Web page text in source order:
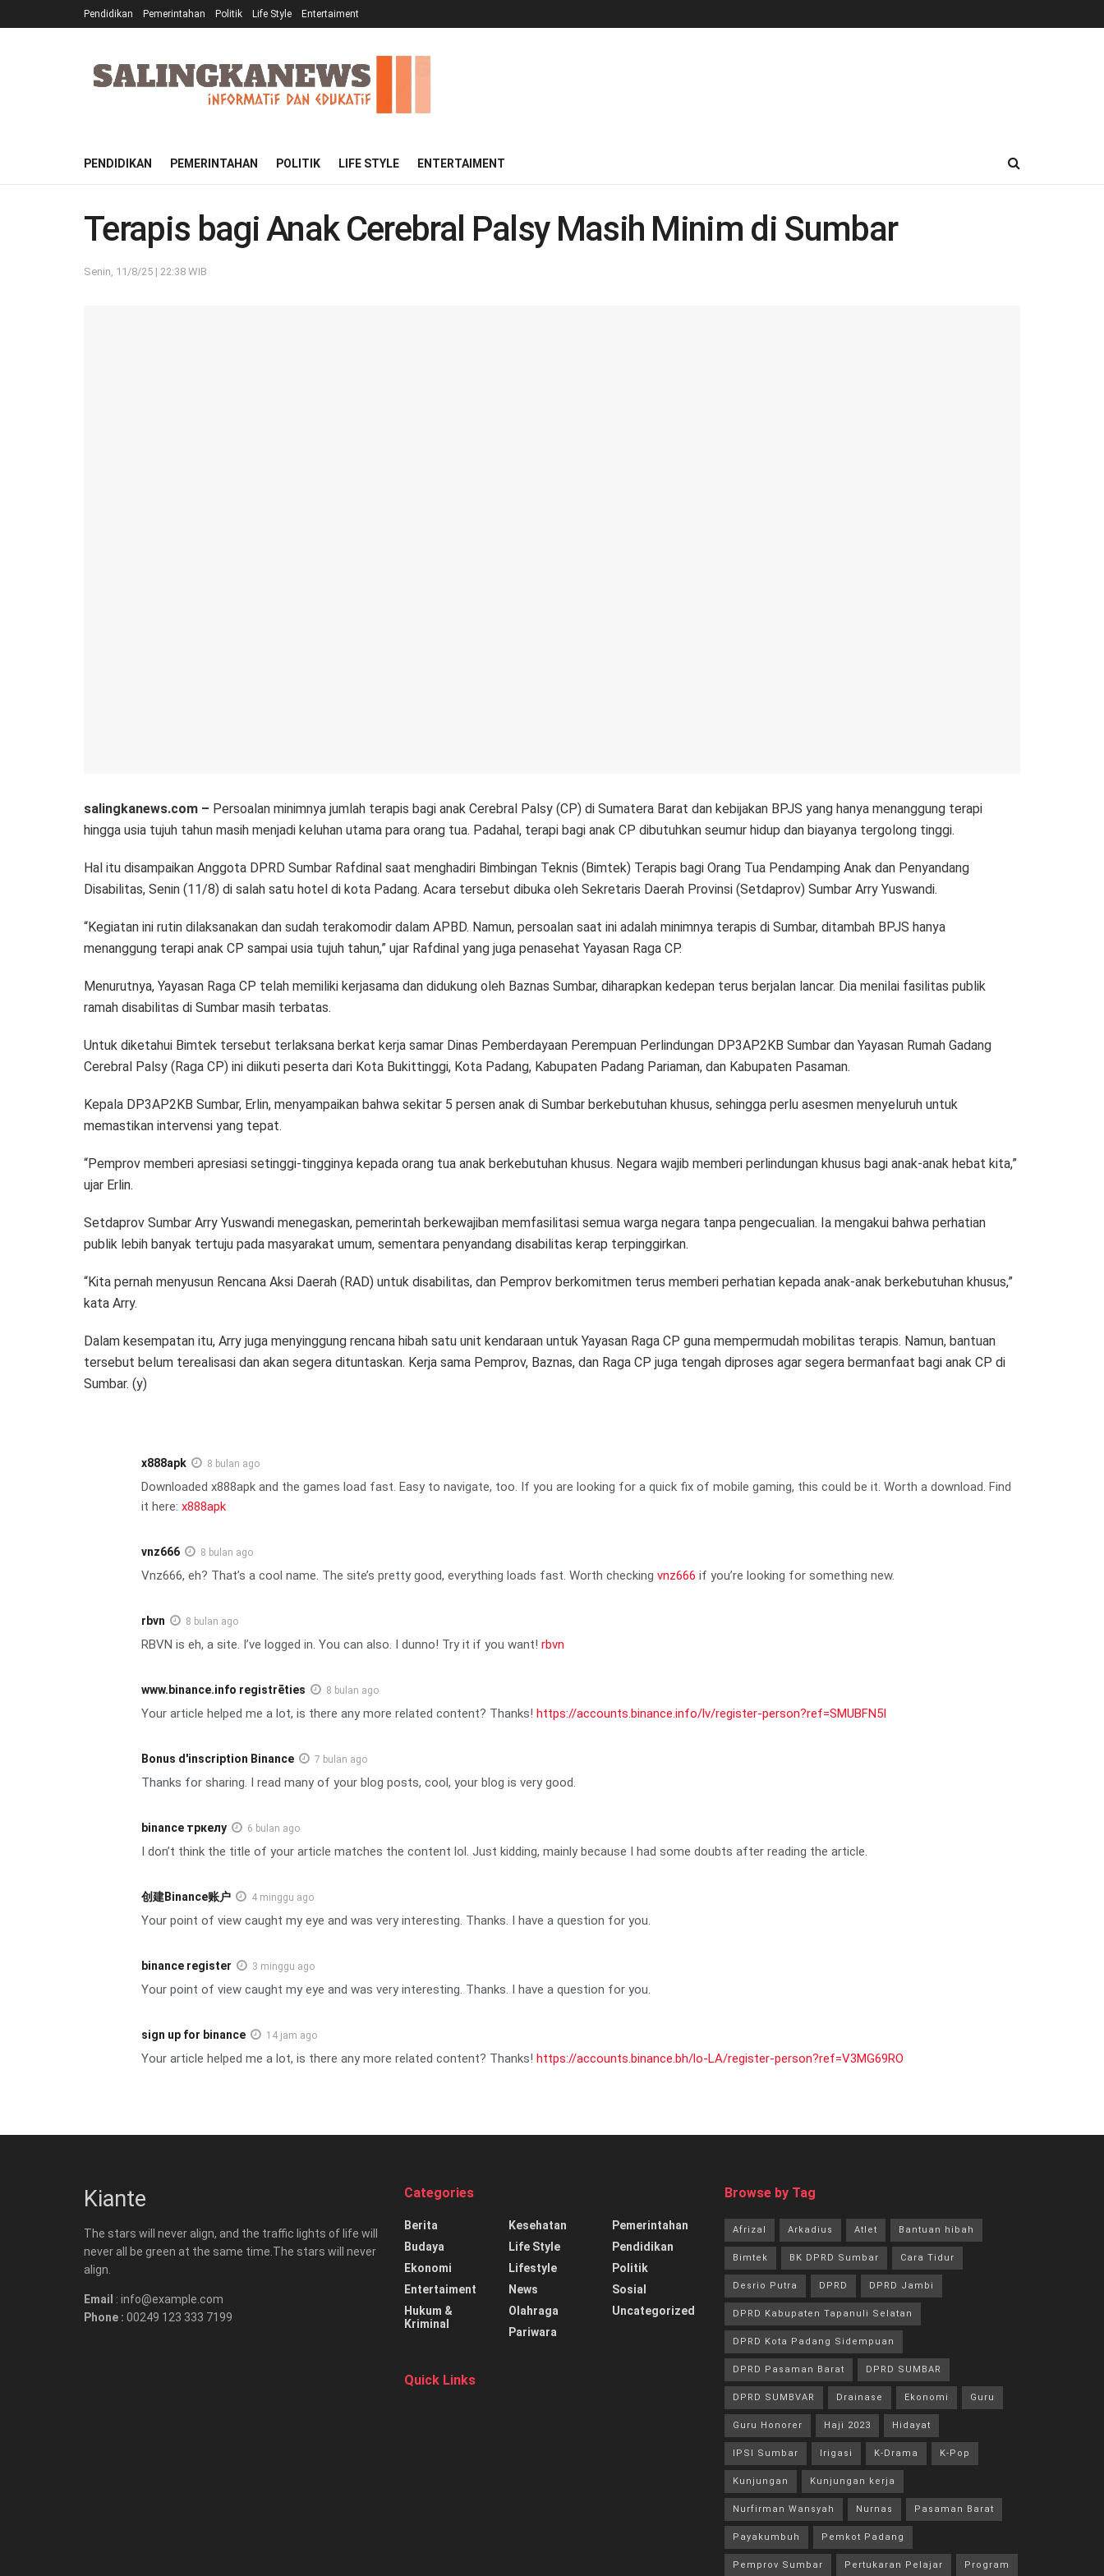
Pendidikan Pemerintahan Politik Life Style Entertaiment
PENDIDIKAN PEMERINTAHAN POLITIK LIFE STYLE ENTERTAIMENT
Terapis bagi Anak Cerebral Palsy Masih Minim di Sumbar
Senin, 11/8/25 | 22:38 WIB
salingkanews.com – Persoalan minimnya jumlah terapis bagi anak Cerebral Palsy (CP) di Sumatera Barat dan kebijakan BPJS yang hanya menanggung terapi
hingga usia tujuh tahun masih menjadi keluhan utama para orang tua. Padahal, terapi bagi anak CP dibutuhkan seumur hidup dan biayanya tergolong tinggi.
Hal itu disampaikan Anggota DPRD Sumbar Rafdinal saat menghadiri Bimbingan Teknis (Bimtek) Terapis bagi Orang Tua Pendamping Anak dan Penyandang
Disabilitas, Senin (11/8) di salah satu hotel di kota Padang. Acara tersebut dibuka oleh Sekretaris Daerah Provinsi (Setdaprov) Sumbar Arry Yuswandi.
“Kegiatan ini rutin dilaksanakan dan sudah terakomodir dalam APBD. Namun, persoalan saat ini adalah minimnya terapis di Sumbar, ditambah BPJS hanya
menanggung terapi anak CP sampai usia tujuh tahun,” ujar Rafdinal yang juga penasehat Yayasan Raga CP.
Menurutnya, Yayasan Raga CP telah memiliki kerjasama dan didukung oleh Baznas Sumbar, diharapkan kedepan terus berjalan lancar. Dia menilai fasilitas publik
ramah disabilitas di Sumbar masih terbatas.
Untuk diketahui Bimtek tersebut terlaksana berkat kerja samar Dinas Pemberdayaan Perempuan Perlindungan DP3AP2KB Sumbar dan Yayasan Rumah Gadang
Cerebral Palsy (Raga CP) ini diikuti peserta dari Kota Bukittinggi, Kota Padang, Kabupaten Padang Pariaman, dan Kabupaten Pasaman.
Kepala DP3AP2KB Sumbar, Erlin, menyampaikan bahwa sekitar 5 persen anak di Sumbar berkebutuhan khusus, sehingga perlu asesmen menyeluruh untuk
memastikan intervensi yang tepat.
“Pemprov memberi apresiasi setinggi-tingginya kepada orang tua anak berkebutuhan khusus. Negara wajib memberi perlindungan khusus bagi anak-anak hebat kita,”
ujar Erlin.
Setdaprov Sumbar Arry Yuswandi menegaskan, pemerintah berkewajiban memfasilitasi semua warga negara tanpa pengecualian. Ia mengakui bahwa perhatian
publik lebih banyak tertuju pada masyarakat umum, sementara penyandang disabilitas kerap terpinggirkan.
“Kita pernah menyusun Rencana Aksi Daerah (RAD) untuk disabilitas, dan Pemprov berkomitmen terus memberi perhatian kepada anak-anak berkebutuhan khusus,”
kata Arry.
Dalam kesempatan itu, Arry juga menyinggung rencana hibah satu unit kendaraan untuk Yayasan Raga CP guna mempermudah mobilitas terapis. Namun, bantuan
tersebut belum terealisasi dan akan segera dituntaskan. Kerja sama Pemprov, Baznas, dan Raga CP juga tengah diproses agar segera bermanfaat bagi anak CP di
Sumbar. (y)
x888apk 8 bulan ago
Downloaded x888apk and the games load fast. Easy to navigate, too. If you are looking for a quick fix of mobile gaming, this could be it. Worth a download. Find
it here: x888apk
vnz666 8 bulan ago
Vnz666, eh? That’s a cool name. The site’s pretty good, everything loads fast. Worth checking vnz666 if you’re looking for something new.
rbvn 8 bulan ago
RBVN is eh, a site. I’ve logged in. You can also. I dunno! Try it if you want! rbvn
www.binance.info registrēties 8 bulan ago
Your article helped me a lot, is there any more related content? Thanks! https://accounts.binance.info/lv/register-person?ref=SMUBFN5I
Bonus d'inscription Binance 7 bulan ago
Thanks for sharing. I read many of your blog posts, cool, your blog is very good.
binance тркелу 6 bulan ago
I don’t think the title of your article matches the content lol. Just kidding, mainly because I had some doubts after reading the article.
创建Binance账户 4 minggu ago
Your point of view caught my eye and was very interesting. Thanks. I have a question for you.
binance register 3 minggu ago
Your point of view caught my eye and was very interesting. Thanks. I have a question for you.
sign up for binance 14 jam ago
Your article helped me a lot, is there any more related content? Thanks! https://accounts.binance.bh/lo-LA/register-person?ref=V3MG69RO
Kiante
The stars will never align, and the traffic lights of life will
never all be green at the same time.The stars will never
align.
Email : info@example.com
Phone : 00249 123 333 7199
Categories
Berita
Budaya
Ekonomi
Entertaiment
Hukum &
Kriminal
Kesehatan
Life Style
Lifestyle
News
Olahraga
Pariwara
Pemerintahan
Pendidikan
Politik
Sosial
Uncategorized
Quick Links
Browse by Tag
Afrizal Arkadius Atlet Bantuan hibah
Bimtek BK DPRD Sumbar Cara Tidur
Desrio Putra DPRD DPRD Jambi
DPRD Kabupaten Tapanuli Selatan
DPRD Kota Padang Sidempuan
DPRD Pasaman Barat DPRD SUMBAR
DPRD SUMBVAR Drainase Ekonomi Guru
Guru Honorer Haji 2023 Hidayat
IPSI Sumbar Irigasi K-Drama K-Pop
Kunjungan Kunjungan kerja
Nurfirman Wansyah Nurnas Pasaman Barat
Payakumbuh Pemkot Padang
Pemprov Sumbar Pertukaran Pelajar Program